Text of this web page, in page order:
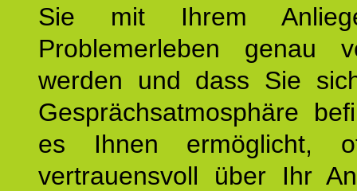
Sie mit Ihrem
Problemerleben genau
werden und dass Sie
Gesprächsatmosphäre
es Ihnen ermöglicht,
vertrauensvoll über Ihr